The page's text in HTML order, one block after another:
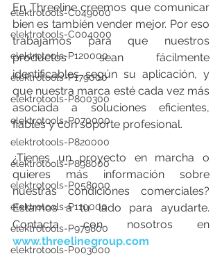
elektrotools-C049000
elektrotools-C004000
elektrotools-P120000
elektrotools-P179000
elektrotools-P800300
elektrotools-P070000
elektrotools-P820000
elektrotools-P898000
elektrotools-P058000
elektrotools-P110000
elektrotools-P979800
elektrotools-P003000
En Threeline creemos que comunicar
bien es también vender mejor. Por eso
trabajamos para que nuestros
productos sean fácilmente
identificables según su aplicación, y
que nuestra marca esté cada vez más
asociada a soluciones eficientes,
fiables y con soporte profesional.
¿Tienes un proyecto en marcha o
quieres más información sobre
nuestras condiciones comerciales?
Estamos a tu lado para ayudarte.
www.threelinegroup.com